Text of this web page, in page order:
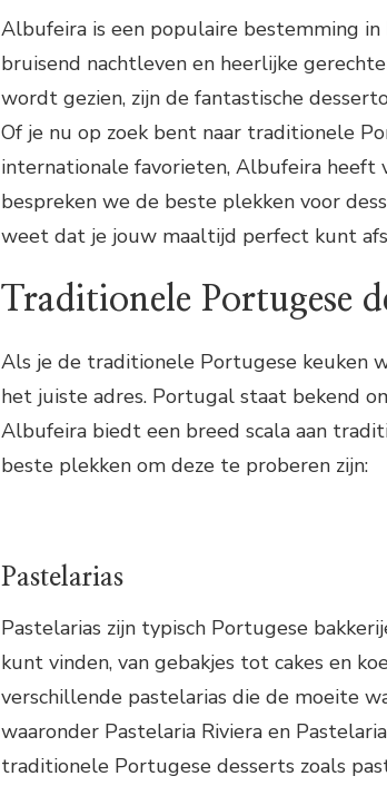
Albufeira is een populaire bestemming
bruisend nachtleven en heerlijke
wordt gezien, zijn de fantastische
Of je nu op zoek bent naar traditionele
internationale favorieten, Albufeira
bespreken we de beste plekken voor
weet dat je jouw maaltijd perfect kunt
Traditionele Portugese
Als je de traditionele Portugese keuken
het juiste adres. Portugal staat bekend
Albufeira biedt een breed scala aan
beste plekken om deze te proberen zijn:
Pastelarias
Pastelarias zijn typisch Portugese
kunt vinden, van gebakjes tot cakes en
verschillende pastelarias die de moeite
waaronder Pastelaria Riviera en
traditionele Portugese desserts zoals